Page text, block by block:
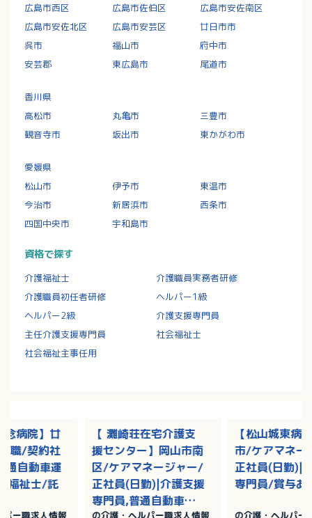
広島市西区 広島市佐伯区
広島市安佐南区
広島市安佐北区
広島市安芸区
廿日市市
呉市
福山市
府中市
安芸郡
東広島市 尾道市
香川県
高松市
丸亀市
三豊市
観音寺市
坂出市 東かがわ市
愛媛県
松山市
伊予市
東温市
今治市
新居浜市
西条市
四国中央市
宇和島市
資格で探す
介護福祉士
介護職員実務者研修
介護職員初任者研修
ヘルパー1級
ヘルパー2級
介護支援専門員
主任介護支援専門員
社会福祉士
社会福祉主事任用
【 灘崎荘在宅介護支
援センター】岡山市南
区/ケアマネージャー/
正社員(日勤)|介護支援
専門員,普通自動車運
の介護・ヘルパー職求人情報
【松山城東病
市/ケアマネー
正社員(日勤)|
専門員/賞与あ
の介護・ヘルパー
念病院】廿
職/契約社
通自動車運
福祉士/託
ー職求人情報